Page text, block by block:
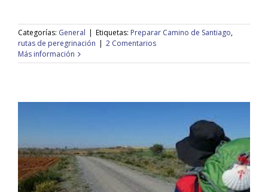
Categorías: General | Etiquetas: Preparar Camino de Santiago,
rutas de peregrinación | 2 Comentarios
Más información